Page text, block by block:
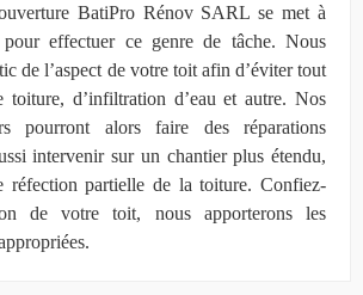
BatiPro Rénov SARL se met à
effectuer ce genre de tâche. Nous
de l’aspect de votre toit afin d’éviter tout
toiture, d’infiltration d’eau et autre. Nos
pourront alors faire des réparations
intervenir sur un chantier plus étendu,
réfection partielle de la toiture. Confiez-
de votre toit, nous apporterons les